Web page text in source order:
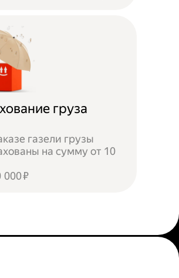
груза
газели грузы
на сумму от 10
000 ₽